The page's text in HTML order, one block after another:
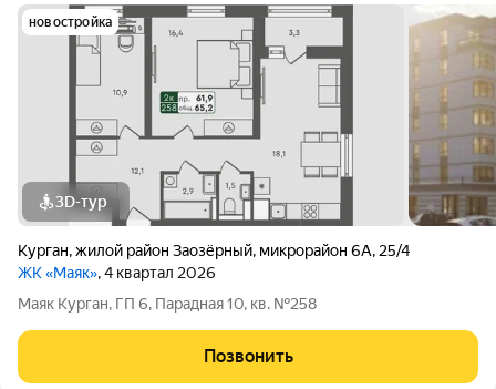
новостройка
3D-тур
Курган,жилой район Заозёрный, микрорайон 6А, 25/4
ЖК «Маяк», 4 квартал 2026
Маяк Курган, ГП 6, Парадная 10, кв. №258
Позвонить